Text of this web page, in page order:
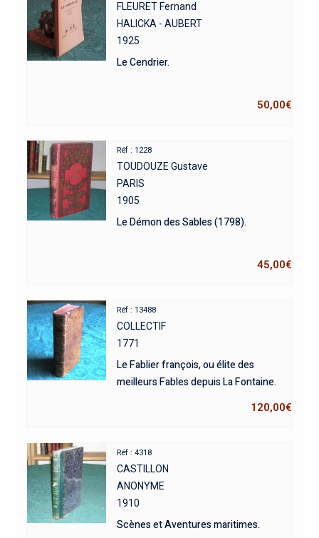
FLEURET Fernand
HALICKA - AUBERT
1925
Le Cendrier.
50,00€
Réf : 1228
TOUDOUZE Gustave
PARIS
1905
Le Démon des Sables (1798).
45,00€
Réf : 13488
COLLECTIF
1771
Le Fablier françois, ou élite des
meilleurs Fables depuis La Fontaine.
120,00€
Réf : 4318
CASTILLON
ANONYME
1910
Scènes et Aventures maritimes.